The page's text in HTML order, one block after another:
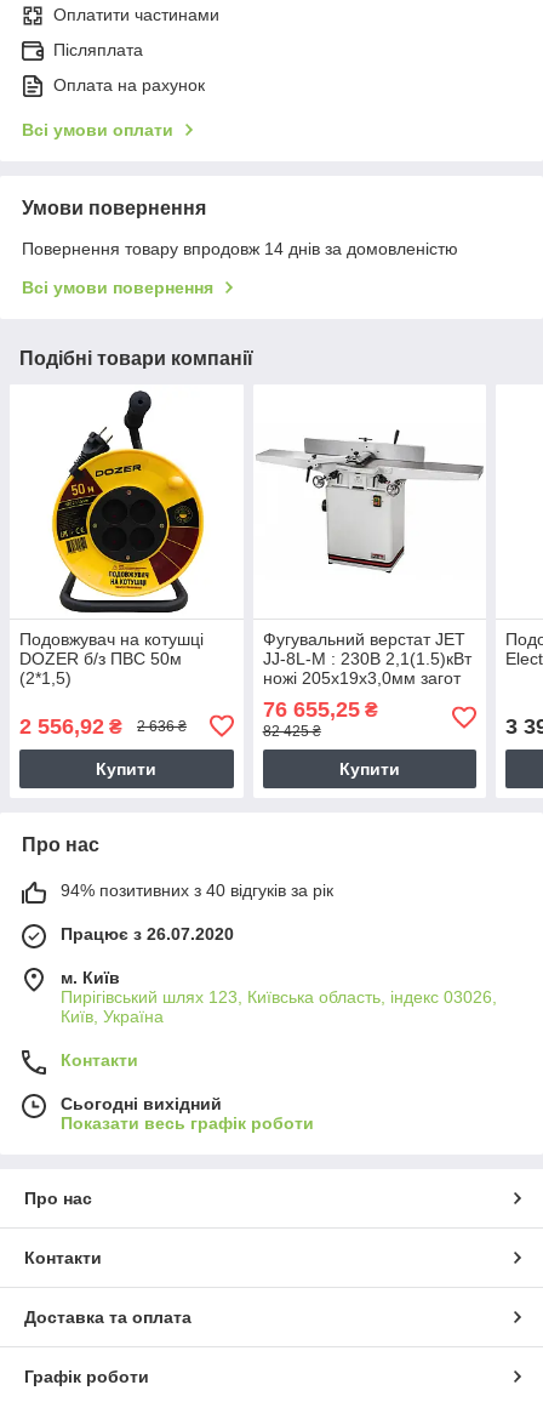
Оплатити частинами
Післяплата
Оплата на рахунок
Всі умови оплати
Умови повернення
Повернення товару впродовж 14 днів за домовленістю
Всі умови повернення
Подібні товари компанії
Подовжувач на котушці
DOZER б/з ПВС 50м
(2*1,5)
2 556,92 ₴ 2 636 ₴
Купити
Фугувальний верстат JET
JJ-8L-M : 230В 2,1(1.5)кВт
ножі 205х19х3,0мм загот
76 655,25₴
82 425 ₴
Купити
3
Про нас
94% позитивних з 40 відгуків за рік
Працює з 26.07.2020
м. Київ
Пирігівський шлях 123, Київська область, індекс 03026,
Київ, Україна
Контакти
Сьогодні вихідний
Показати весь графік роботи
Про нас
Контакти
Доставка та оплата
Графік роботи